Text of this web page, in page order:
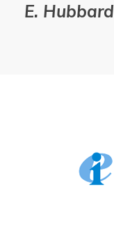
E. Hubbard